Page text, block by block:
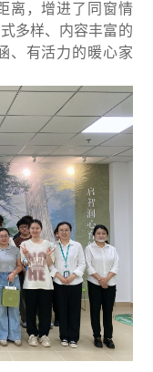
离，增进了同窗情
多样、内容丰富的
、有活力的暖心家